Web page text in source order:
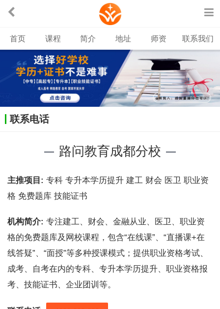
首页 课程 简介 地址 师资 联系我们
联系电话
路问教育成都分校
主推项目: 专科 专升本学历提升 建工 财会 医卫 职业资
格 免费题库 技能证书
机构简介: 专注建工、财会、金融从业、医卫、职业资
格的免费题库及网校课程，包含“在线课”、“直播课+在
线答疑”、“面授”等多种授课模式；提供职业资格考试、
成考、自考在内的专科、专升本学历提升、职业资格报
考、技能证书、企业团训等。